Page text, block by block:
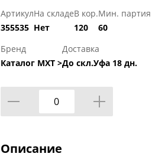
Артикул
355535
На складе
Нет
В кор.
120
Мин. партия
60
Бренд
Каталог МХТ >
Доставка
До скл.Уфа 18 дн.
Описание